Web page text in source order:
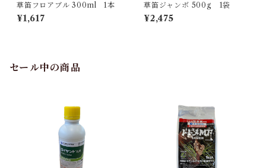
草笛フロアブル 300ml 1本
¥1,617
草笛ジャンボ 500g 1袋
¥2,475
セール中の商品